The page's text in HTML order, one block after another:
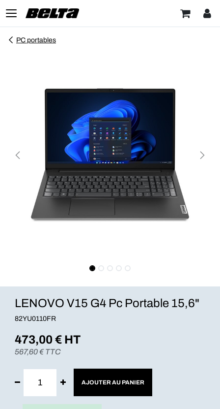
PC portables
LENOVO V15 G4 Pc Portable 15,6"
82YU0110FR
473,00€ HT
567,60€ TTC
AJOUTER AU PANIER